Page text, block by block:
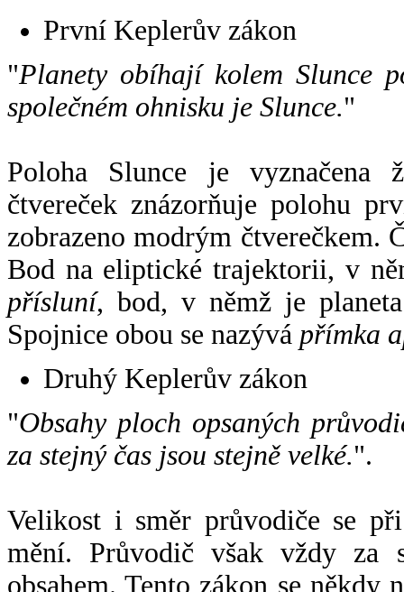
První Keplerův zákon
"Planety obíhají kolem Slunce
společném ohnisku je Slunce."
Poloha Slunce je vyznačena
čtvereček znázorňuje polohu
zobrazeno modrým čtverečkem.
Bod na eliptické trajektorii, v
přísluní, bod, v němž je
Spojnice obou se nazývá přímka
Druhý Keplerův zákon
"Obsahy ploch opsaných
za stejný čas jsou stejně velké.".
Velikost i směr průvodiče se
mění. Průvodič však vždy za
obsahem. Tento zákon se někdy